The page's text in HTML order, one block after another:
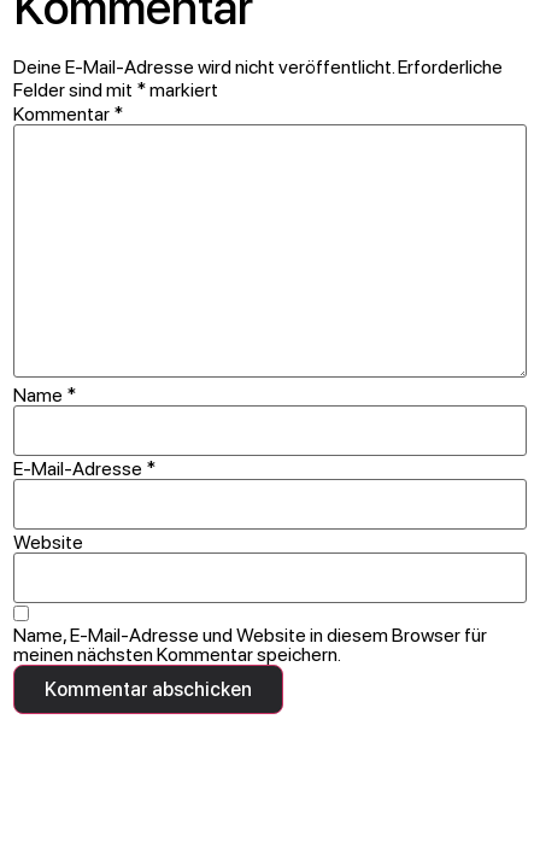
Deine E-Mail-Adresse wird nicht veröffentlicht.Erforderliche
Felder sind mit *markiert
Kommentar *
Name *
E-Mail-Adresse *
Website
Name, E-Mail-Adresse und Website in diesem Browser für
meinen nächsten Kommentar speichern.